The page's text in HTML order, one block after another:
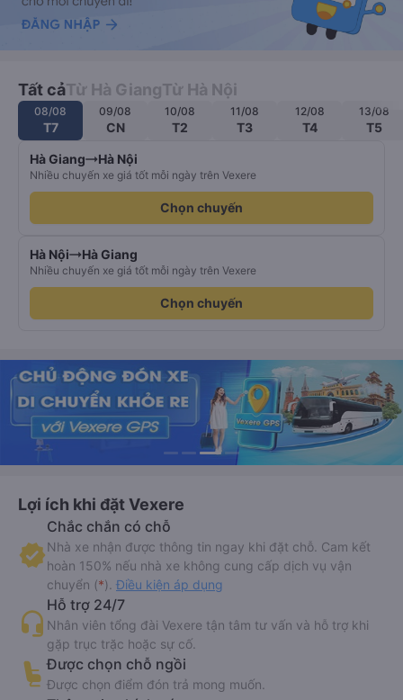
Tất cảTừ Hà GiangTừ Hà Nội
08/08
T7
09/08
CN
10/08
T2
11/08
T3
12/08
T4
13/08
T5
Hà Giang Hà Nội
Nhiều chuyến xe giá tốt mỗi ngày trên Vexere
Chọn chuyến
Hà Nội Hà Giang
Nhiều chuyến xe giá tốt mỗi ngày trên Vexere
Chọn chuyến
Lợi ích khi đặt Vexere
Chắc chắn có chỗ
Nhà xe nhận được thông tin ngay khi đặt chỗ. Cam kết
hoàn 150% nếu nhà xe không cung cấp dịch vụ vận
chuyển (*). Điều kiện áp dụng
Hỗ trợ 24/7
Nhân viên tổng đài Vexere tận tâm tư vấn và hỗ trợ khi
gặp trục trặc hoặc sự cố.
Được chọn chỗ ngồi
Được chọn điểm đón trả mong muốn.